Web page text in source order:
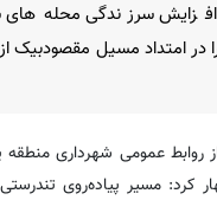
سرزندگی محله‌های
در امتداد مسیل مقصودبیک
روابط عمومی شهرداری
کرد: مسیر پیاده‌روی